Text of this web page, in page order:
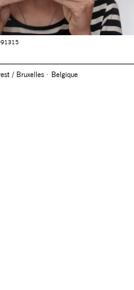
/ Bruxelles · Belgique